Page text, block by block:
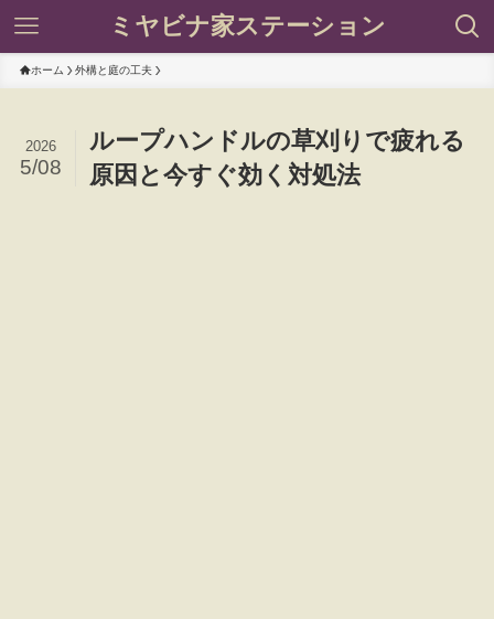
ミヤビナ家ステーション
ホーム 外構と庭の工夫
ループハンドルの草刈りで疲れる
原因と今すぐ効く対処法
2026
5/08